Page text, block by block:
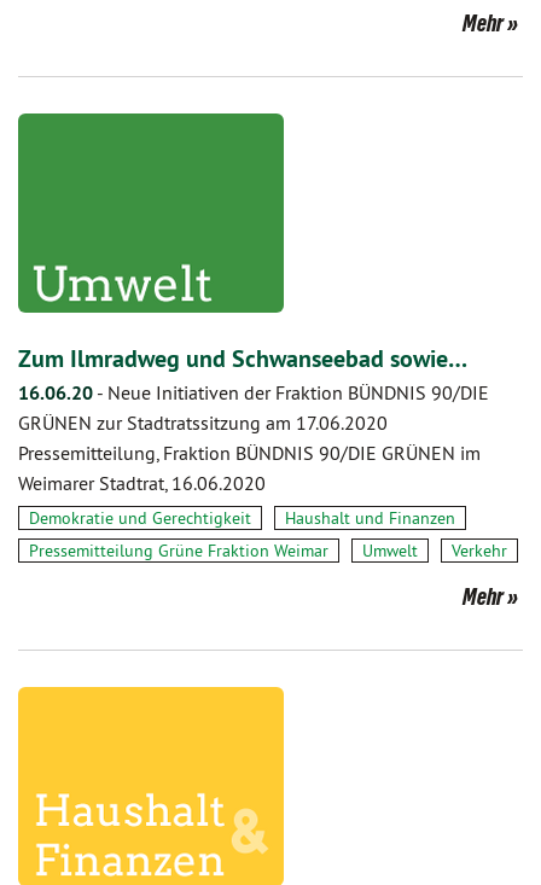
Mehr
Zum Ilmradweg und Schwanseebad sowie…
16.06.20 - Neue Initiativen der Fraktion BÜNDNIS 90/DIE
GRÜNEN zur Stadtratssitzung am 17.06.2020
Pressemitteilung, Fraktion BÜNDNIS 90/DIE GRÜNEN im
Weimarer Stadtrat, 16.06.2020
Demokratie und Gerechtigkeit
Haushalt und Finanzen
Pressemitteilung Grüne Fraktion Weimar
Umwelt Verkehr
Mehr